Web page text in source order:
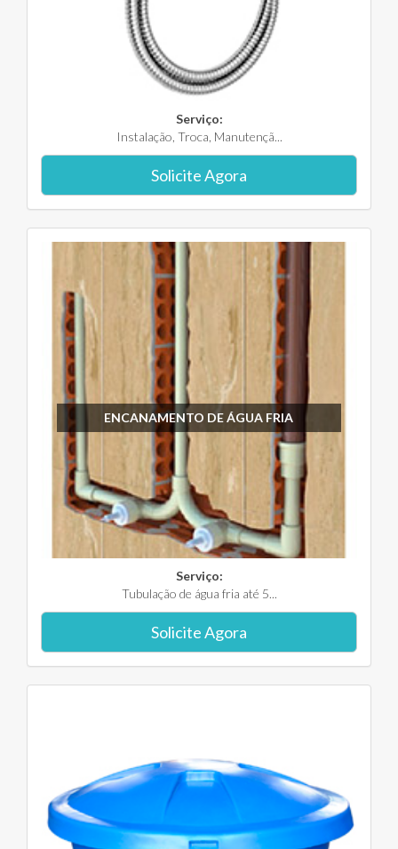
Serviço:
Instalação, Troca, Manutençã...
Solicite Agora
ENCANAMENTO DE ÁGUA FRIA
Serviço:
Tubulação de água fria até 5...
Solicite Agora